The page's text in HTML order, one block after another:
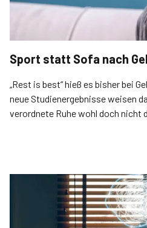
Sport statt Sofa nach
„Rest is best“ hieß es bisher bei
neue Studienergebnisse weisen
verordnete Ruhe wohl doch nicht